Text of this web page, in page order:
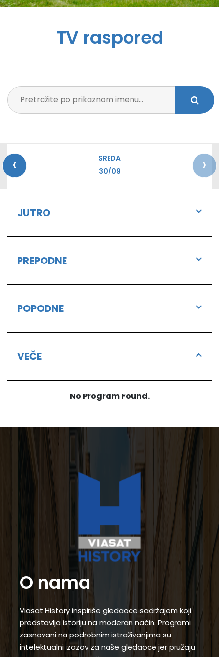
TV raspored
SREDA
30/09
‹ ›
JUTRO
PREPODNE
POPODNE
VEČE
No Program Found.
O nama
Viasat History inspiriše gledaoce sadržajem koji
predstavlja istoriju na moderan način. Programi
zasnovani na podrobnim istraživanjima su
intelektualni izazov za naše gledaoce jer pružaju